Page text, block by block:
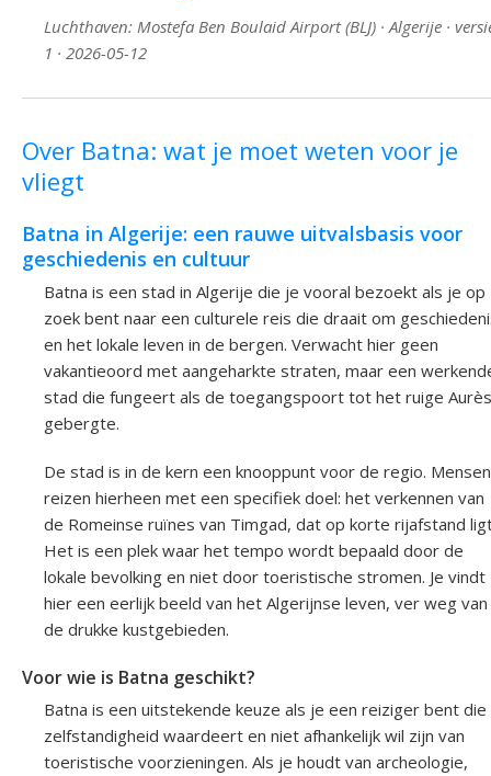
Luchthaven: Mostefa Ben Boulaid Airport (BLJ) · Algerije ·
1 · 2026-05-12
Over Batna: wat je moet weten voor je
vliegt
Batna in Algerije: een rauwe uitvalsbasis voor
geschiedenis en cultuur
Batna is een stad in Algerije die je vooral bezoekt als je op
zoek bent naar een culturele reis die draait om
en het lokale leven in de bergen. Verwacht hier geen
vakantieoord met aangeharkte straten, maar een
stad die fungeert als de toegangspoort tot het ruige
gebergte.
De stad is in de kern een knooppunt voor de regio. Mensen
reizen hierheen met een specifiek doel: het verkennen van
de Romeinse ruïnes van Timgad, dat op korte rijafstand
Het is een plek waar het tempo wordt bepaald door de
lokale bevolking en niet door toeristische stromen. Je vindt
hier een eerlijk beeld van het Algerijnse leven, ver weg van
de drukke kustgebieden.
Voor wie is Batna geschikt?
Batna is een uitstekende keuze als je een reiziger bent die
zelfstandigheid waardeert en niet afhankelijk wil zijn van
toeristische voorzieningen. Als je houdt van archeologie,